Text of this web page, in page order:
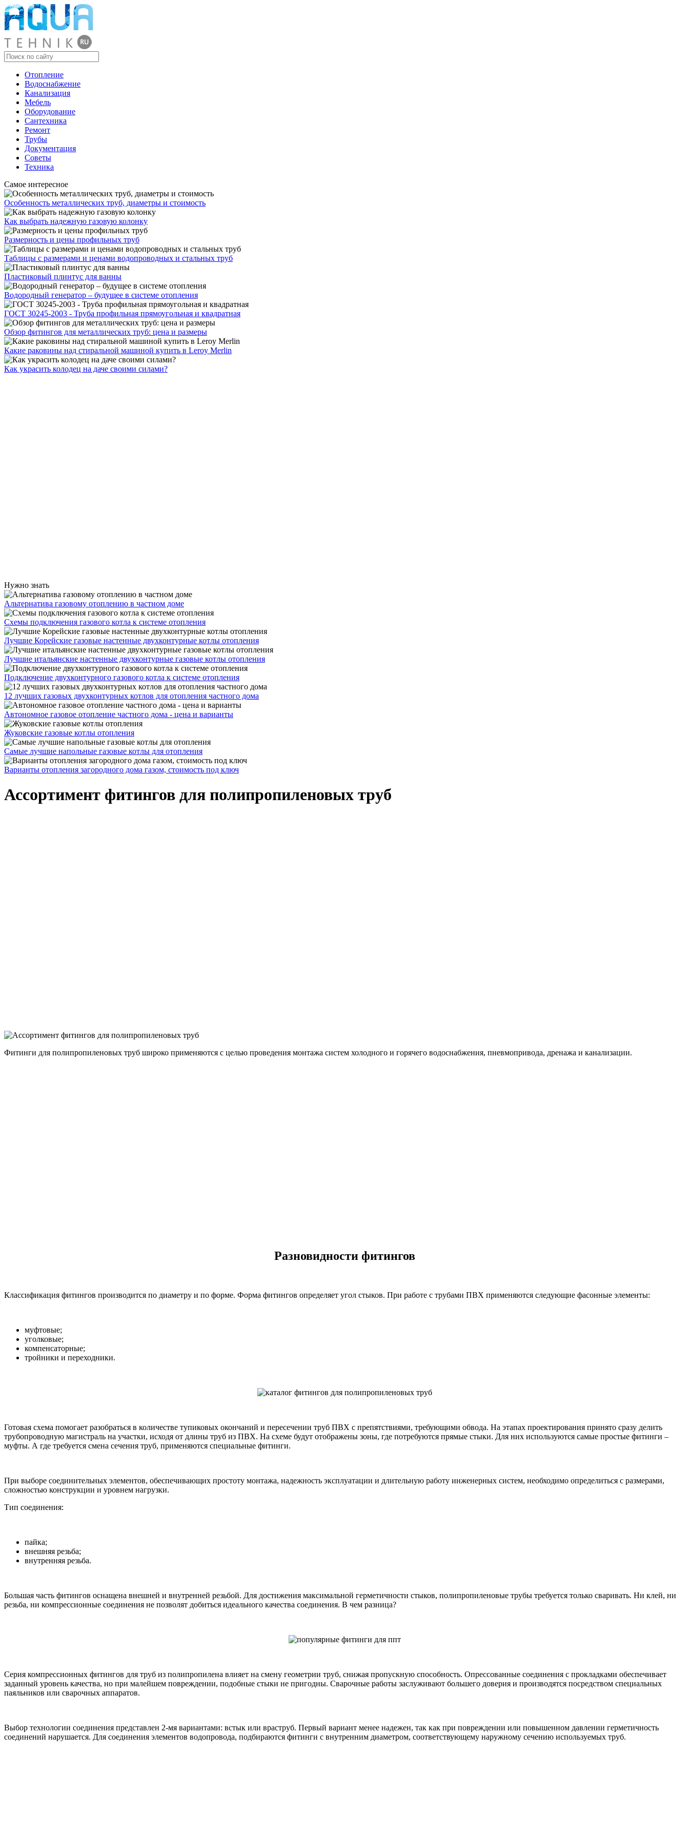
Отопление
Водоснабжение
Канализация
Мебель
Оборудование
Сантехника
Ремонт
Трубы
Документация
Советы
Техника
Самое интересное
Особенность металлических труб, диаметры и стоимость
Как выбрать надежную газовую колонку
Размерность и цены профильных труб
Таблицы с размерами и ценами водопроводных и стальных труб
Пластиковый плинтус для ванны
Водородный генератор – будущее в системе отопления
ГОСТ 30245-2003 - Труба профильная прямоугольная и квадратная
Обзор фитингов для металлических труб: цена и размеры
Какие раковины над стиральной машиной купить в Leroy Merlin
Как украсить колодец на даче своими силами?
Нужно знать
Альтернатива газовому отоплению в частном доме
Схемы подключения газового котла к системе отопления
Лучшие Корейские газовые настенные двухконтурные котлы отопления
Лучшие итальянские настенные двухконтурные газовые котлы отопления
Подключение двухконтурного газового котла к системе отопления
12 лучших газовых двухконтурных котлов для отопления частного дома
Автономное газовое отопление частного дома - цена и варианты
Жуковские газовые котлы отопления
Самые лучшие напольные газовые котлы для отопления
Варианты отопления загородного дома газом, стоимость под ключ
Ассортимент фитингов для полипропиленовых труб
Фитинги для полипропиленовых труб широко применяются с целью проведения монтажа систем холодного и горячего водоснабжения, пневмопривода, дренажа и канализации.
Разновидности фитингов
Классификация фитингов производится по диаметру и по форме. Форма фитингов определяет угол стыков. При работе с трубами ПВХ применяются следующие фасонные элементы:
муфтовые;
уголковые;
компенсаторные;
тройники и переходники.
Готовая схема помогает разобраться в количестве тупиковых окончаний и пересечении труб ПВХ с препятствиями, требующими обвода. На этапах проектирования принято сразу делить
трубопроводную магистраль на участки, исходя от длины труб из ПВХ. На схеме будут отображены зоны, где потребуются прямые стыки. Для них используются самые простые фитинги –
муфты. А где требуется смена сечения труб, применяются специальные фитинги.
При выборе соединительных элементов, обеспечивающих простоту монтажа, надежность эксплуатации и длительную работу инженерных систем, необходимо определиться с размерами,
сложностью конструкции и уровнем нагрузки.
Тип соединения:
пайка;
внешняя резьба;
внутренняя резьба.
Большая часть фитингов оснащена внешней и внутренней резьбой. Для достижения максимальной герметичности стыков, полипропиленовые трубы требуется только сваривать. Ни клей, ни
резьба, ни компрессионные соединения не позволят добиться идеального качества соединения. В чем разница?
Серия компрессионных фитингов для труб из полипропилена влияет на смену геометрии труб, снижая пропускную способность. Опрессованные соединения с прокладками обеспечивает
заданный уровень качества, но при малейшем повреждении, подобные стыки не пригодны. Сварочные работы заслуживают большего доверия и производятся посредством специальных
паяльников или сварочных аппаратов.
Выбор технологии соединения представлен 2-мя вариантами: встык или враструб. Первый вариант менее надежен, так как при повреждении или повышенном давлении герметичность
соединений нарушается. Для соединения элементов водопровода, подбираются фитинги с внутренним диаметром, соответствующему наружному сечению используемых труб.